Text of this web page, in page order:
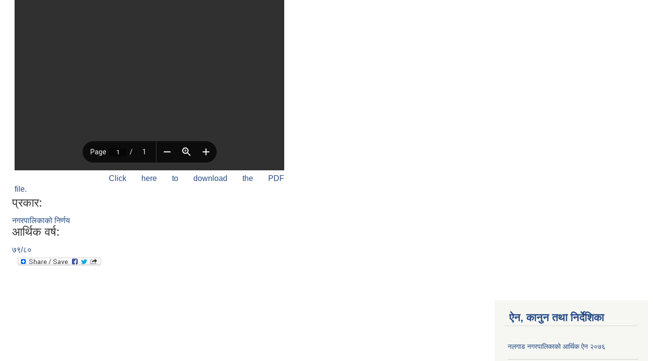
Click here to download the PDF
file.
प्रकार:
नगरपालिकाको निर्णय
आर्थिक वर्ष:
७९/८०
ऐन, कानुन तथा निर्देशिका
नलगाड नगरपालिकाको आर्थिक ऐन २०७६